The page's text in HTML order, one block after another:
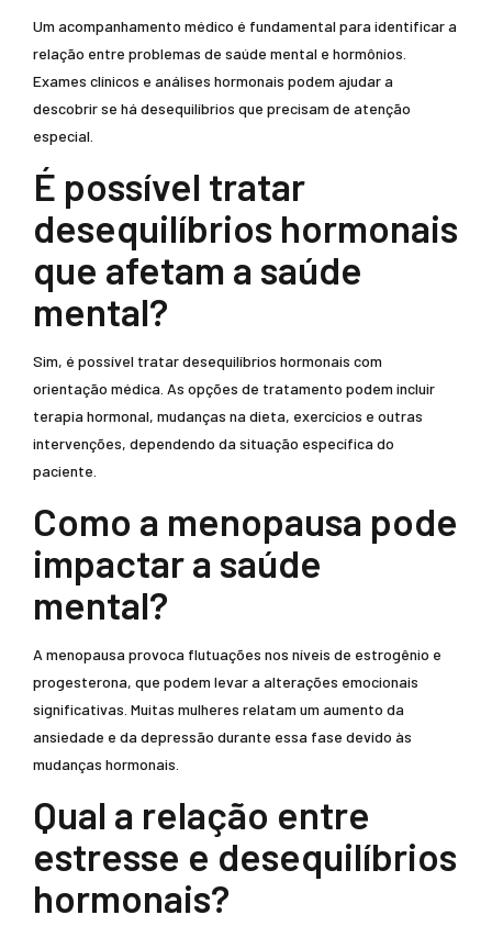
Um acompanhamento médico é fundamental para identificar a
relação entre problemas de saúde mental e hormônios.
Exames clínicos e análises hormonais podem ajudar a
descobrir se há desequilíbrios que precisam de atenção
especial.
É possível tratar
desequilíbrios hormonais
que afetam a saúde
mental?
Sim, é possível tratar desequilíbrios hormonais com
orientação médica. As opções de tratamento podem incluir
terapia hormonal, mudanças na dieta, exercícios e outras
intervenções, dependendo da situação específica do
paciente.
Como a menopausa pode
impactar a saúde
mental?
A menopausa provoca flutuações nos níveis de estrogênio e
progesterona, que podem levar a alterações emocionais
significativas. Muitas mulheres relatam um aumento da
ansiedade e da depressão durante essa fase devido às
mudanças hormonais.
Qual a relação entre
estresse e desequilíbrios
hormonais?